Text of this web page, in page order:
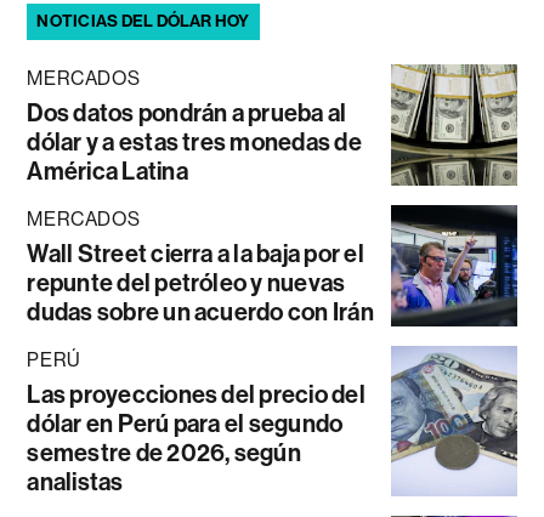
NOTICIAS DEL DÓLAR HOY
MERCADOS
Dos datos pondrán a prueba al
dólar y a estas tres monedas de
América Latina
MERCADOS
Wall Street cierra a la baja por el
repunte del petróleo y nuevas
dudas sobre un acuerdo con Irán
PERÚ
Las proyecciones del precio del
dólar en Perú para el segundo
semestre de 2026, según
analistas